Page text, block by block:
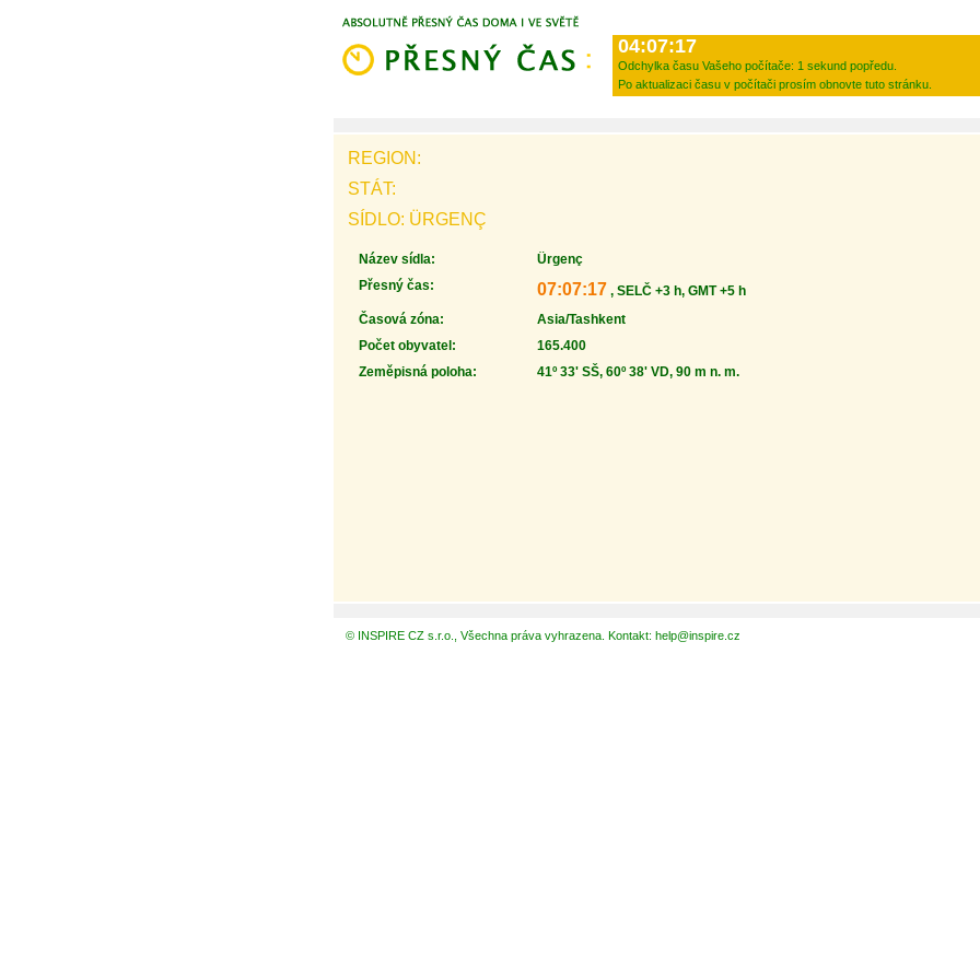
04:07:17
Odchylka času Vašeho počítače: 1 sekund popředu.
Po aktualizaci času v počítači prosím obnovte tuto stránku.
REGION:
STÁT:
SÍDLO: ÜRGENÇ
Název sídla:
Ürgenç
Přesný čas:
07:07:17 , SELČ +3 h, GMT +5 h
Časová zóna:
Asia/Tashkent
Počet obyvatel:
165.400
Zeměpisná poloha:
41º 33' SŠ, 60º 38' VD, 90 m n. m.
© INSPIRE CZ s.r.o., Všechna práva vyhrazena. Kontakt: help@inspire.cz